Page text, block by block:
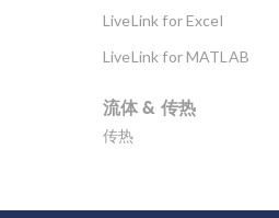
LiveLink for Excel
LiveLink for MATLAB
流体 & 传热
传热
多孔介质流动